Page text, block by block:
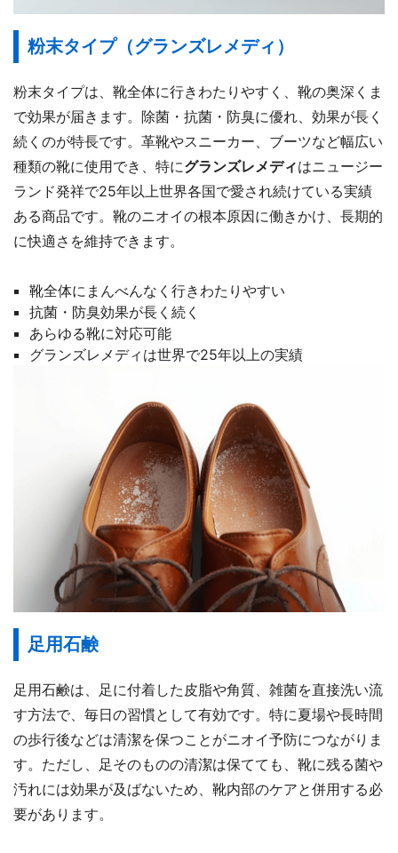
粉末タイプ（グランズレメディ）
粉末タイプは、靴全体に行きわたりやすく、靴の奥深くま
で効果が届きます。除菌・抗菌・防臭に優れ、効果が長く
続くのが特長です。革靴やスニーカー、ブーツなど幅広い
種類の靴に使用でき、特にグランズレメディはニュージー
ランド発祥で25年以上世界各国で愛され続けている実績
ある商品です。靴のニオイの根本原因に働きかけ、長期的
に快適さを維持できます。
靴全体にまんべんなく行きわたりやすい
抗菌・防臭効果が長く続く
あらゆる靴に対応可能
グランズレメディは世界で25年以上の実績
足用石鹸
足用石鹸は、足に付着した皮脂や角質、雑菌を直接洗い流
す方法で、毎日の習慣として有効です。特に夏場や長時間
の歩行後などは清潔を保つことがニオイ予防につながりま
す。ただし、足そのものの清潔は保てても、靴に残る菌や
汚れには効果が及ばないため、靴内部のケアと併用する必
要があります。